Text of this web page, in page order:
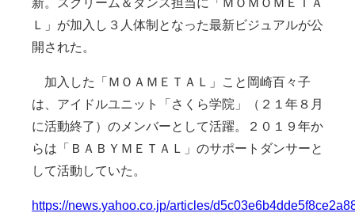
Ｌ」が加入し３人体制となった最新ビジュアルが公
開された。
加入した「ＭＯＡＭＥＴＡＬ」こと岡崎百々子
は、アイドルユニット「さくら学院」（２１年８月
に活動終了）のメンバーとして活躍。２０１９年か
らは「ＢＡＢＹＭＥＴＡＬ」のサポートダンサーと
して活動していた。
https://news.yahoo.co.jp/articles/